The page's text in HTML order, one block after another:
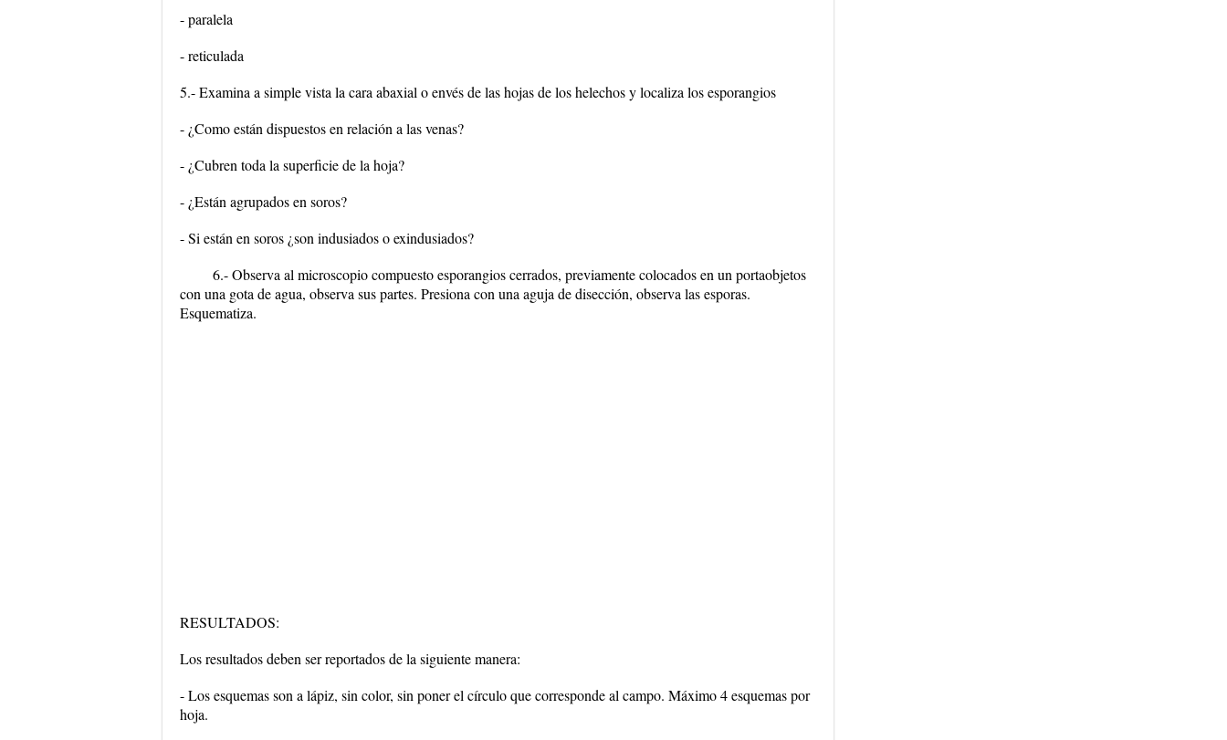
- paralela
- reticulada
5.- Examina a simple vista la cara abaxial o envés de las hojas de los helechos y localiza los esporangios
- ¿Como están dispuestos en relación a las venas?
- ¿Cubren toda la superficie de la hoja?
- ¿Están agrupados en soros?
- Si están en soros ¿son indusiados o exindusiados?
6.- Observa al microscopio compuesto esporangios cerrados, previamente colocados en un portaobjetos
con una gota de agua, observa sus partes. Presiona con una aguja de disección, observa las esporas.
Esquematiza.
RESULTADOS:
Los resultados deben ser reportados de la siguiente manera:
- Los esquemas son a lápiz, sin color, sin poner el círculo que corresponde al campo. Máximo 4 esquemas por
hoja.